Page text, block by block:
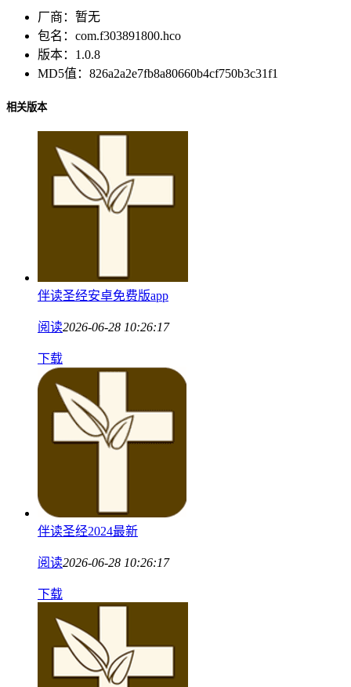
厂商： 暂无
包名： com.f303891800.hco
版本： 1.0.8
MD5值： 826a2a2e7fb8a80660b4cf750b3c31f1
相关版本
伴读圣经安卓免费版app
阅读2026-06-28 10:26:17
下载
伴读圣经2024最新
阅读2026-06-28 10:26:17
下载